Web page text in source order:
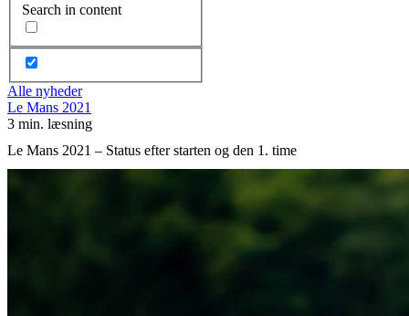
Search in content
Alle nyheder
Le Mans 2021
3 min. læsning
Le Mans 2021 – Status efter starten og den 1. time